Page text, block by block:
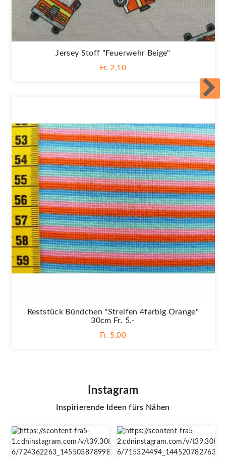
Jersey Stoff "Feuerwehr Beige"
Fr. 2,10
Reststück Bündchen "Streifen 4farbig Orange"
30cm Fr. 5.-
Fr. 5,00
Instagram
Inspirierende Ideen fürs Nähen